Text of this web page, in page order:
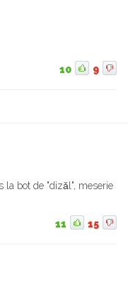
10 9
la bot de "dizǎl", meserie
11 15